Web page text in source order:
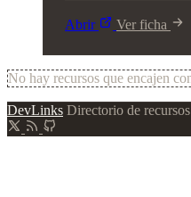
Abrir Ver ficha
No hay recursos que encajen
DevLinks Directorio de